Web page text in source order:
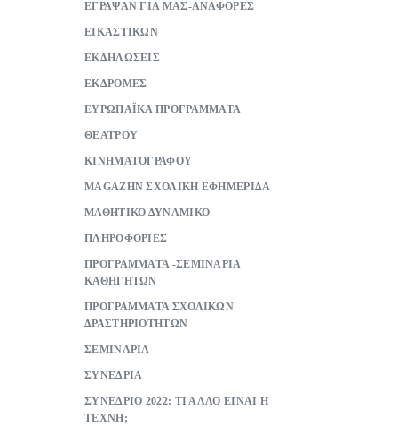
ΕΓΡΑΨΑΝ ΓΙΑ ΜΑΣ-ΑΝΑΦΟΡΕΣ
ΕΙΚΑΣΤΙΚΩΝ
ΕΚΔΗΛΩΣΕΙΣ
ΕΚΔΡΟΜΕΣ
ΕΥΡΩΠΑΪΚΑ ΠΡΟΓΡΑΜΜΑΤΑ
ΘΕΑΤΡΟΥ
ΚΙΝΗΜΑΤΟΓΡΑΦΟΥ
ΜAGAZHN ΣΧΟΛΙΚΗ ΕΦΗΜΕΡΙΔΑ
ΜΑΘΗΤΙΚΟ ΔΥΝΑΜΙΚΟ
ΠΛΗΡΟΦΟΡΙΕΣ
ΠΡΟΓΡΑΜΜΑΤΑ -ΣΕΜΙΝΑΡΙΑ
ΚΑΘΗΓΗΤΩΝ
ΠΡΟΓΡΑΜΜΑΤΑ ΣΧΟΛΙΚΩΝ
ΔΡΑΣΤΗΡΙΟΤΗΤΩΝ
ΣΕΜΙΝΑΡΙΑ
ΣΥΝΕΔΡΙΑ
ΣΥΝΕΔΡΙΟ 2022: ΤΙ ΑΛΛΟ ΕΙΝΑΙ Η
ΤΕΧΝΗ;